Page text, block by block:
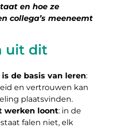
en hoe ze
collega’s meeneemt
uit dit
de basis van leren:
en vertrouwen kan
plaatsvinden.
werken loont: in de
falen niet, elk